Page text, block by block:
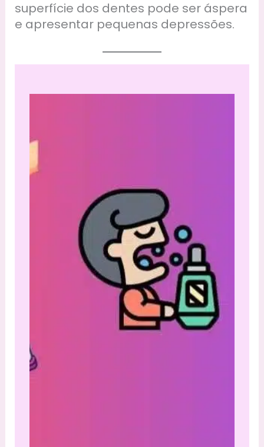
superfície dos dentes pode ser áspera
e apresentar pequenas depressões.